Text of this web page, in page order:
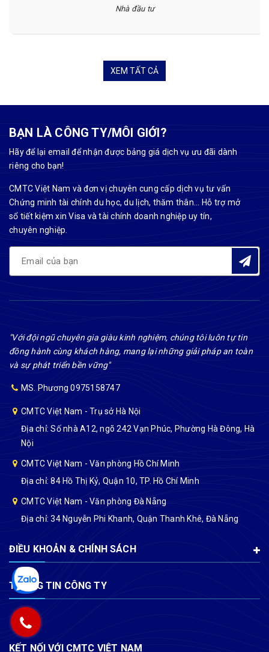
XEM TẤT CẢ
BẠN LÀ CÔNG TY/MÔI GIỚI?
Hãy để lại email để nhận được bảng giá dịch vụ ưu đãi dành
riêng cho bạn!
CMTC Việt Nam và đơn vị chuyên cung cấp dịch vụ tư vấn
Chứng minh tài chính du học, du lịch, thăm thân... Hỗ trợ mở
sổ tiết kiệm xin Visa và tài chính doanh nghiệp uy tín,
chuyên nghiệp.
"Với đội ngũ chuyên gia giàu kinh nghiệm, chúng tôi luôn tự tin
đồng hành cùng khách hàng, mang lại những giải pháp an toàn
và sự phát triển bền vững"
MS. Phương 0975158747
CMTC Việt Nam - Trụ sở Hà Nội
Địa chỉ: Số nhà A12, ngõ 242 Vạn Phúc, Phường Hà Đông, Hà
Nội
CMTC Việt Nam - Văn phòng Hồ Chí Minh
Địa chỉ: 84 Hồ Thị Kỷ, Quận 10, TP. Hồ Chí Minh
CMTC Việt Nam - Văn phòng Đà Nẵng
Địa chỉ: 34 Nguyễn Phi Khanh, Quận Thanh Khê, Đà Nẵng
ĐIỀU KHOẢN & CHÍNH SÁCH
THÔNG TIN CÔNG TY
KẾT NỐI VỚI CMTC VIỆT NAM